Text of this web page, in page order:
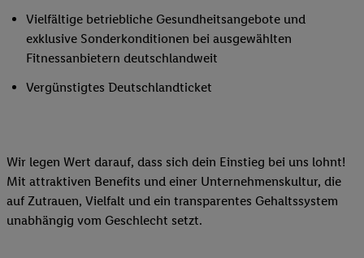
Vielfältige betriebliche Gesundheitsangebote und
exklusive Sonderkonditionen bei ausgewählten
Fitnessanbietern deutschlandweit
Vergünstigtes Deutschlandticket
Wir legen Wert darauf, dass sich dein Einstieg bei uns lohnt!
Mit attraktiven Benefits und einer Unternehmenskultur, die
auf Zutrauen, Vielfalt und ein transparentes Gehaltssystem
unabhängig vom Geschlecht setzt.